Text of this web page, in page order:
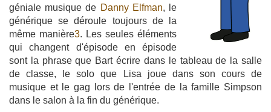
géniale musique de Danny Elfman, le
générique se déroule toujours de la
même manière3. Les seules éléments
qui changent d'épisode en épisode
sont la phrase que Bart écrire dans le tableau de la salle
de classe, le solo que Lisa joue dans son cours de
musique et le gag lors de l'entrée de la famille Simpson
dans le salon à la fin du générique.